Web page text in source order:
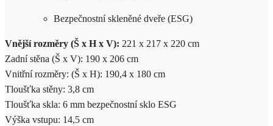
Bezpečnostní skleněné dveře (ESG)
Vnější rozměry (Š x H x V): 221 x 217 x 220 cm
Zadní stěna (Š x V): 190 x 206 cm
Vnitřní rozměry: (Š x H): 190,4 x 180 cm
Tloušťka stěny: 3,8 cm
Tloušťka skla: 6 mm bezpečnostní sklo ESG
Výška vstupu: 14,5 cm